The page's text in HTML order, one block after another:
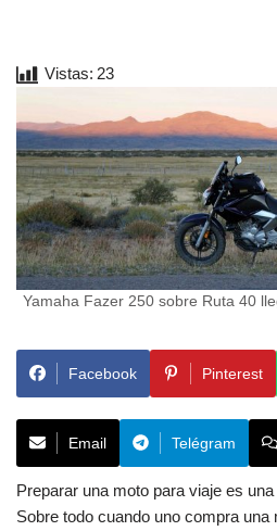
Vistas: 23
Yamaha Fazer 250 sobre Ruta 40
Facebook Pinterest
Email Telégram
Preparar una moto para viaje es
Sobre todo cuando uno compra una